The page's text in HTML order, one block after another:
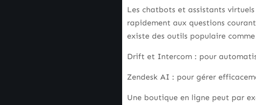
Les chatbots et assistants
rapidement aux questions
existe des outils populaire
Drift et Intercom : pour
Zendesk AI : pour gérer
Une boutique en ligne peut par